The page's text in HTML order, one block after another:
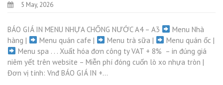
5 May, 2026
BÁO GIÁ IN MENU NHỰA CHỐNG NƯỚC A4 – A3
Menu Nhà
hàng |
Menu quán cafe | Menu trà sữa |
Menu quán ốc |
Menu spa . . . Xuất hóa đơn công ty VAT + 8% – in đúng giá
niêm yết trên website – Miễn phí đóng cuốn lò xo nhựa tròn |
Đơn vị tính: Vnđ BÁO GIÁ IN +…